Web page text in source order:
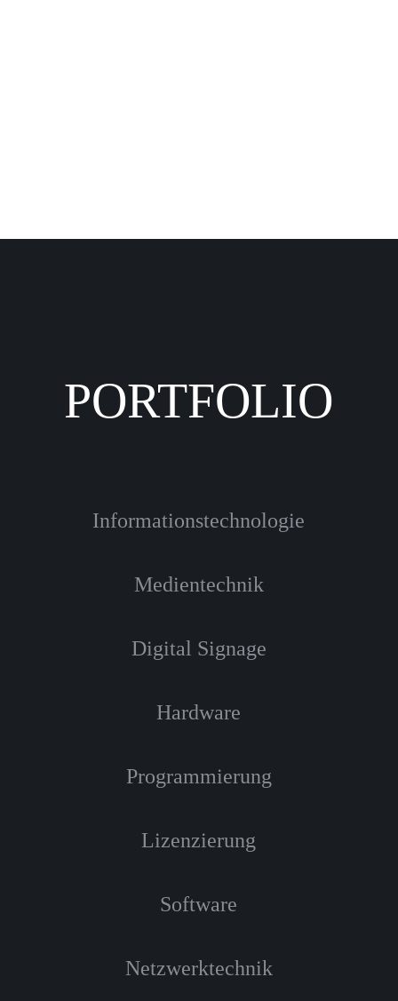
PORTFOLIO
Informationstechnologie
Medientechnik
Digital Signage
Hardware
Programmierung
Lizenzierung
Software
Netzwerktechnik